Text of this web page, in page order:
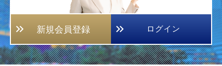
新規会員登録 ログイン